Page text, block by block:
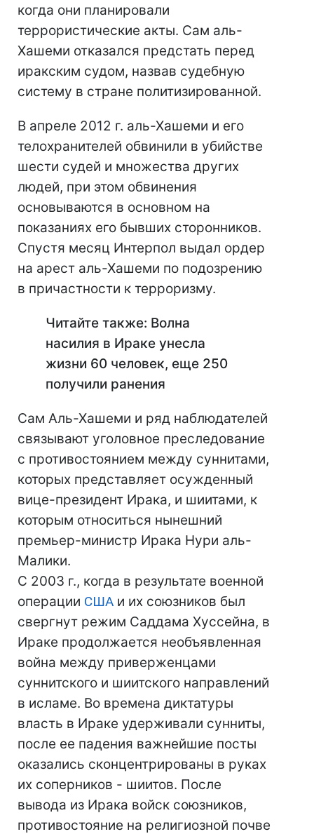
когда они планировали
террористические акты. Сам аль-
Хашеми отказался предстать перед
иракским судом, назвав судебную
систему в стране политизированной.
В апреле 2012 г. аль-Хашеми и его
телохранителей обвинили в убийстве
шести судей и множества других
людей, при этом обвинения
основываются в основном на
показаниях его бывших сторонников.
Спустя месяц Интерпол выдал ордер
на арест аль-Хашеми по подозрению
в причастности к терроризму.
Читайте также: Волна
насилия в Ираке унесла
жизни 60 человек, еще 250
получили ранения
Сам Аль-Хашеми и ряд наблюдателей
связывают уголовное преследование
с противостоянием между суннитами,
которых представляет осужденный
вице-президент Ирака, и шиитами, к
которым относиться нынешний
премьер-министр Ирака Нури аль-
Малики.
С 2003 г., когда в результате военной
операции США и их союзников был
свергнут режим Саддама Хуссейна, в
Ираке продолжается необъявленная
война между приверженцами
суннитского и шиитского направлений
в исламе. Во времена диктатуры
власть в Ираке удерживали сунниты,
после ее падения важнейшие посты
оказались сконцентрированы в руках
их соперников - шиитов. После
вывода из Ирака войск союзников,
противостояние на религиозной почве